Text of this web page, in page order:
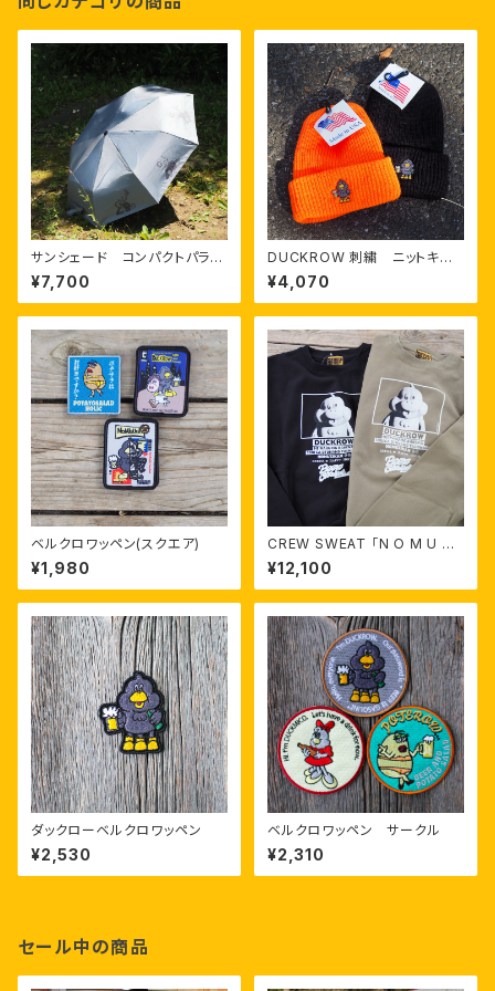
サンシェード コンパクトパラソ
ル(晴雨兼用)
¥7,700
DUCKROW 刺繍 ニットキャッ
プ
¥4,070
ベルクロワッペン(スクエア)
¥1,980
CREW SWEAT 「N O M U Z I
K A N」
¥12,100
ダックローベルクロワッペン
¥2,530
ベルクロワッペン サークル
¥2,310
セール中の商品